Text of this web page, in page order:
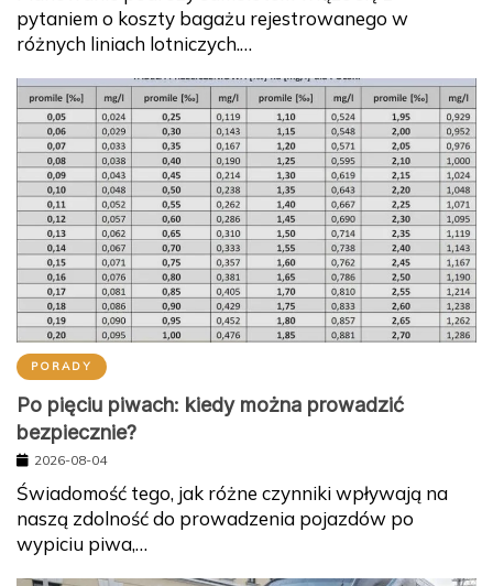
pytaniem o koszty bagażu rejestrowanego w
różnych liniach lotniczych.…
PORADY
Po pięciu piwach: kiedy można prowadzić
bezpiecznie?
2026-08-04
Świadomość tego, jak różne czynniki wpływają na
naszą zdolność do prowadzenia pojazdów po
wypiciu piwa,…